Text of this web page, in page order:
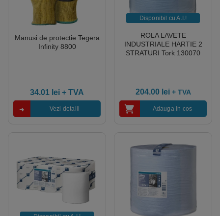
Manusi de protectie Tegera
Infinity 8800
34.01 lei + TVA
Vezi detalii
Disponibil cu A.I.​!
ROLA LAVETE
INDUSTRIALE HARTIE 2
STRATURI Tork 130070
204.00 lei + TVA
Adauga in cos